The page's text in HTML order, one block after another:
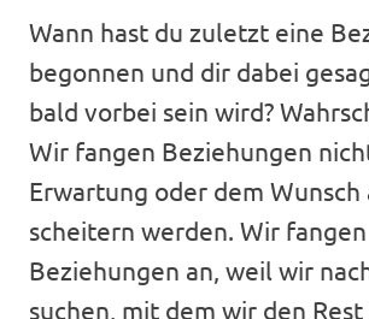
Wann hast du zuletzt eine
begonnen und dir dabei
bald vorbei sein wird?
Wir fangen Beziehungen
Erwartung oder dem Wunsch
scheitern werden. Wir fangen
Beziehungen an, weil wir
suchen, mit dem wir den